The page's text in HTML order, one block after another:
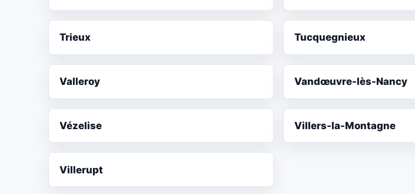
Trieux Tucquegnieux
Valleroy Vandœuvre-lès-Nancy
Vézelise Villers-la-Montagne
Villerupt